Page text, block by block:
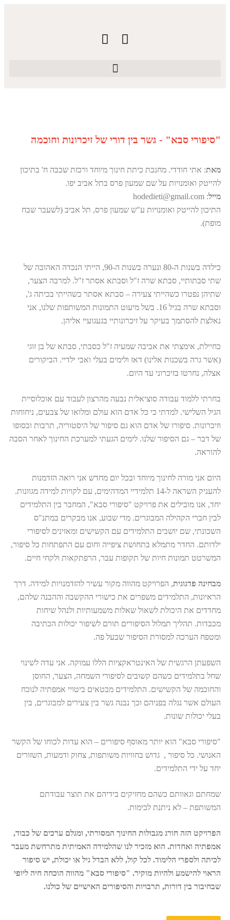
"סיפורי סבא" - גשר בין דורי של זיכרונות וחוכמה
מאת: אתי חודדי. מחנכת כיתת חינוך מיוחד ורכזת שכבה ח' בתיכון
להייטק ואומנויות על שם שמעון פרס בתל אביב יפו.
מייל: hodedieti@gmail.com
התיכון להייטק ואומנויות ע"ש שמעון פרס, תל אביב (לשעבר שבח
מופת).
כילדה בשנות ה-80 ונערה בשנות ה-90, הייתי הנכדה האהובה של
שתי סבתותיי, סבתא שרה ז"ל וסבתא אסתר ז"ל. למרבה הצער,
שתיהן נפטרו כשהייתי צעירה – סבתא אסתר כשהייתי בכיתה ג',
וסבתא שרה בגיל 16. בשל מיעוט התמונות המשותפות שלנו, אני
נאלצת להסתמך בעיקר על זיכרונותיי בגעגועיי אליהן.
כחיילת, אימצתי את אביבה שמעיה ז"ל כסבתי, סבתא של בן זוגי
(אשר גרה בשכנות אלינו) דאז ולימים בעלי ואבי ילדיי. הביקורים
אצלה, נחרטו בזיכרוני עד היום.
בחרתי ללמוד עבודה סוציאלית נבעה מהרצון לעבוד עם אוכלוסיית
הגיל השלישי. למדתי כי כל אדם הוא עולם ומלואו של צבעים, ניחוחות
וזיכרונות. סיפורו של אדם הוא גם סיפור של היסטוריה, תרבות ובסופו
של דבר – גם הסיפור שלנו. לימים הגעתי למערכת החינוך לאחר הסבה
להוראה.
היום אני מורה לחינוך מיוחד ובכל יום מחדש אני רואה הזדמנות
להעניק השראה ל-14 תלמידיי המדהימים, עם לקויות למידה מגוונות.
יחד, אנו מובילים את פרויקט "סיפורי סבא", המחבר בין התלמידים
לבין חברי הקהילה המבוגרים. מדי שבוע, אנו מבקרים במתנ"ס
השכונתי, שם יושבים התלמידים עם הקשישים ומאזינים לסיפורי
ילדותם. החדר מתמלא בתחושת ציפייה וחום עם התפתחות כל סיפור,
המשרטט תמונות חיות של תקופות עבר, הרפתקאות ולקחי חיים.
מבחינה פדגוגית, הפרויקט מהווה מקור עשיר להזדמנויות למידה. דרך
הראיונות, התלמידים משפרים את כישורי ההקשבה וההבנה שלהם,
מחדדים את היכולת לשאול שאלות משמעותיות ולנהל שיחות
מכבדות. תהליך תמלול הסיפורים תורם לשיפור יכולות הכתיבה
ומטפח הערכה למסורת הסיפור שבעל פה.
השפעתן הרגשית של האינטראקציות הללו עמוקה. אני עדה לשינוי
שחל בתלמידים כשהם קשובים לסיפורי השמחה, הצער, החוסן
והחוכמה של הקשישים. התלמידים מבטאים ביטויי אמפתיה לנוכח
העולם אשר נגלה בפניהם וכך נבנה גשר בין צעירים למבוגרים, בין
בעלי יכולות שונות.
"סיפורי סבא" הוא יותר מאוסף סיפורים – הוא עדות לכוחו של הקשר
האנושי. כל סיפור , גדוש בחוויות משותפות, צחוק ודמעות, השזורים
יחד על ידי התלמידים.
שמחתם וגאוותם כשהם מחזיקים בידיהם את תוצר עבודתם
המשותפת – לא ניתנת לכימות.
הפרויקט הזה חורג מגבולות החינוך המסורתי, ומגלם ערכים של כבוד,
אמפתיה ואחדות. הוא מזכיר לנו שהלמידה האמיתית מתרחשת מעבר
לכיתה ולספרי הלימוד. לכל קול, ללא הבדל גיל או יכולת, יש סיפור
הראוי להישמע ולהיות מוקיר. "סיפורי סבא" מהווה הוכחה חיה ליופי
שבחיבור בין דורות, תרבויות והסיפורים האישיים של כולנו.